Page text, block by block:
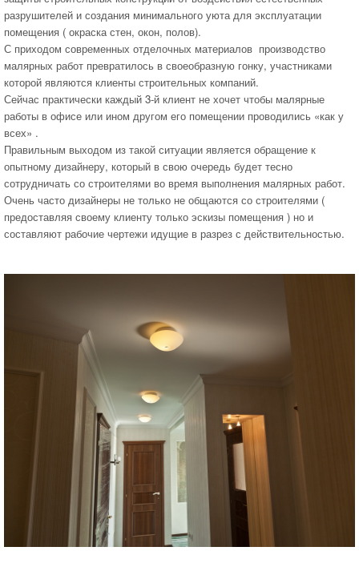
разрушителей и создания минимального уюта для эксплуатации
помещения ( окраска стен, окон, полов).
С приходом современных отделочных материалов производство
малярных работ превратилось в своеобразную гонку, участниками
которой являются клиенты строительных компаний.
Сейчас практически каждый 3-й клиент не хочет чтобы малярные
работы в офисе или ином другом его помещении проводились «как у
всех» .
Правильным выходом из такой ситуации является обращение к
опытному дизайнеру, который в свою очередь будет тесно
сотрудничать со строителями во время выполнения малярных работ.
Очень часто дизайнеры не только не общаются со строителями (
предоставляя своему клиенту только эскизы помещения ) но и
составляют рабочие чертежи идущие в разрез с действительностью.